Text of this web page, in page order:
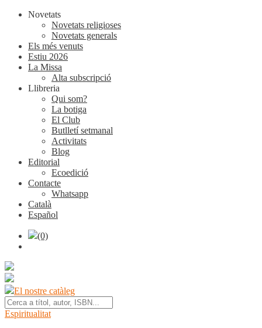
Novetats
Novetats religioses
Novetats generals
Els més venuts
Estiu 2026
La Missa
Alta subscripció
Llibreria
Qui som?
La botiga
El Club
Butlletí setmanal
Activitats
Blog
Editorial
Ecoedició
Contacte
Whatsapp
Català
Español
(0)
El nostre catàleg
Espiritualitat